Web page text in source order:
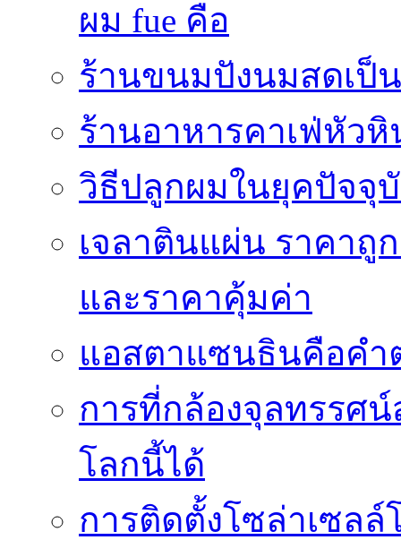
ผม fue คือ
ร้านขนมปังนมสดเป็
ร้านอาหารคาเฟ่หัว
วิธีปลูกผมในยุคปัจจุ
เจลาตินแผ่น ราคาถู
และราคาคุ้มค่า
แอสตาแซนธินคือค
การที่กล้องจุลทรรศ
โลกนี้ได้
การติดตั้งโซล่าเซลล์